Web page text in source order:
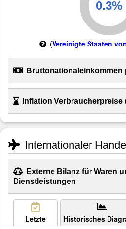
(Vereinigte Staaten
Bruttonationaleinkommen
Inflation Verbraucherpreise
Internationaler
Externe Bilanz für Waren
Dienstleistungen
Letzte Historisches